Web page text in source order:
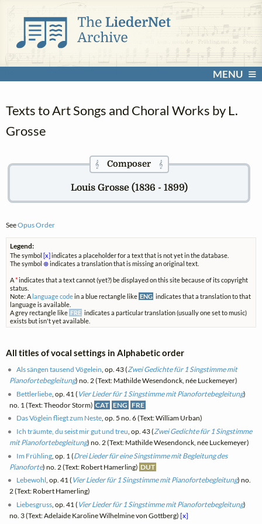
MENU
Texts to Art Songs and Choral Works by L.
Grosse
𝄞Composer 𝄞
Louis Grosse (1836 - 1899)
SeeOpus Order
Legend:
The symbol[x]indicates a placeholder for a text that is not yet in the database.
The symbol ⊗indicates a translation that is missing an original text.
A*indicates that a text cannot (yet?) be displayed on this site because of its copyright
status.
Note: A language codein a blue rectangle like ENG indicates that a translation to that
language is available.
A grey rectangle like FRE indicates a particular translation (usually one set to music)
exists but isn't yet available.
All titles of vocal settings in Alphabetic order
Als sängen tausend Vögelein , op. 43 (Zwei Gedichte für 1 Singstimme mit
Pianofortebegleitung) no. 2 (Text: Mathilde Wesendonck, née Luckemeyer)
Bettlerliebe , op. 41 ( Vier Lieder für 1 Singstimme mit Pianofortebegleitung)
no. 1 (Text: Theodor Storm) CAT ENG FRE
Das Vöglein fliegt zum Neste, op. 5 no. 6 (Text: William Urban)
Ich träumte, du seist mir gut und treu , op. 43 (Zwei Gedichte für 1 Singstimme
mit Pianofortebegleitung) no. 2 (Text: Mathilde Wesendonck, née Luckemeyer)
Im Frühling , op. 1 (Drei Lieder für eine Singstimme mit Begleitung des
Pianoforte) no. 2 (Text: Robert Hamerling) DUT
Lebewohl, op. 41 ( Vier Lieder für 1 Singstimme mit Pianofortebegleitung) no.
2 (Text: Robert Hamerling)
Liebesgruss , op. 41 ( Vier Lieder für 1 Singstimme mit Pianofortebegleitung)
no. 3 (Text: Adelaide Karoline Wilhelmine von Gottberg)[x]